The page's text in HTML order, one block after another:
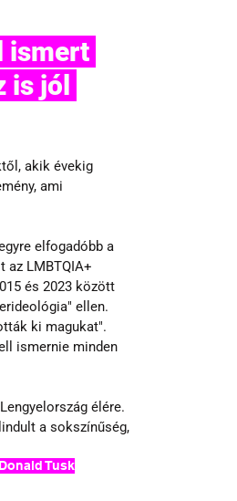
is jól
akik évekig
ami
elfogadóbb a
az LMBTQIA+
és 2023 között
ellen.
ki magukat".
ismernie minden
élére.
a sokszínűség,
Donald Tusk